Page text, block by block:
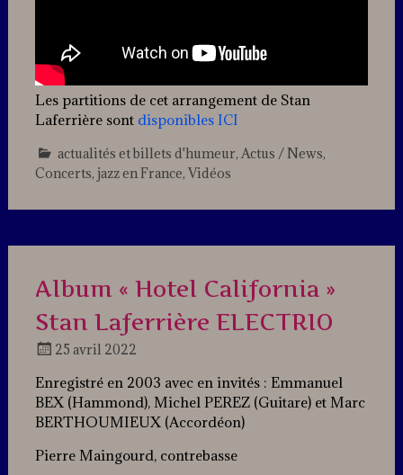
Les partitions de cet arrangement de Stan
Laferrière sont disponibles ICI
actualités et billets d'humeur, Actus / News,
Concerts, jazz en France, Vidéos
a
Album « Hotel California »
Stan Laferrière ELECTRIO
25 avril 2022
Jazz
Enregistré en 2003 avec en invités : Emmanuel
BEX (Hammond), Michel PEREZ (Guitare) et Marc
BERTHOUMIEUX (Accordéon)
Pierre Maingourd, contrebasse